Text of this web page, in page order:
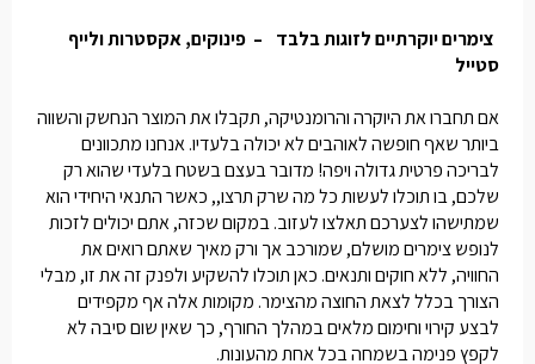
צימרים יוקרתיים לזוגות בלבד
– פינוקים, אקסטרות ולייף
סטייל
אם תחברו את היוקרה והרומנטיקה, תקבלו את המוצר הנחשק והשווה
ביותר שאף חופשה לאוהבים לא יכולה בלעדיו. אנחנו מתכוונים
לבריכה פרטית גדולה ויפה! מדובר בעצם בשטח בלעדי שהוא רק
שלכם, בו תוכלו לעשות כל מה שרק תרצו,, כאשר התנאי היחידי הוא
שמתישהו לצערכם תאלצו לעזוב. במקום שכזה, אתם יכולים לזכות
לנופשצימריםמושלם, שמורכב אך ורק מאיך שאתם רואים את
החוויה, ללא חוקים ותנאים. כאן תוכלו להשקיע ולפנק זה את זו, מבלי
הצורך בכלל לצאת החוצה מהצימר. מקומות אלה אף מקפידים
לבצע קירוי וחימום מלאים במהלך החורף, כך שאין שום סיבה לא
לקפץ פנימה בשמחה בכל אחת מהעונות.